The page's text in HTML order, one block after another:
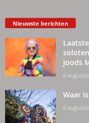
Nieuwste berichten
Joods
6
Waar
6